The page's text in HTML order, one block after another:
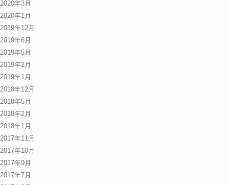
2020年3月
2020年1月
2019年12月
2019年6月
2019年5月
2019年2月
2019年1月
2018年12月
2018年5月
2018年2月
2018年1月
2017年11月
2017年10月
2017年9月
2017年7月